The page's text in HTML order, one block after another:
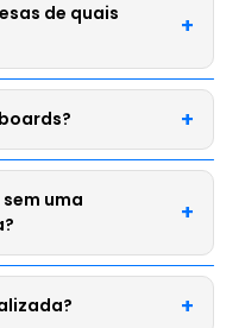
de quais
diferentes setores que
dados e estruturar
e suporte
uma
cenários mais